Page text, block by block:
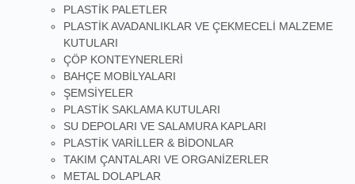
PLASTİK PALETLER
PLASTİK AVADANLIKLAR VE ÇEKMECELİ MALZEME
KUTULARI
ÇÖP KONTEYNERLERİ
BAHÇE MOBİLYALARI
ŞEMSİYELER
PLASTİK SAKLAMA KUTULARI
SU DEPOLARI VE SALAMURA KAPLARI
PLASTİK VARİLLER & BİDONLAR
TAKIM ÇANTALARI VE ORGANİZERLER
METAL DOLAPLAR